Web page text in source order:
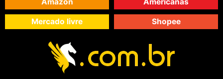
Mercado livre Shopee